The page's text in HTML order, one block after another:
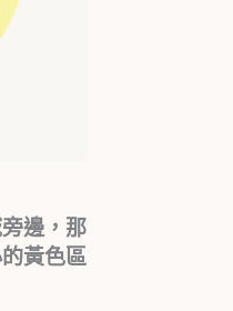
邊，那
黃色區